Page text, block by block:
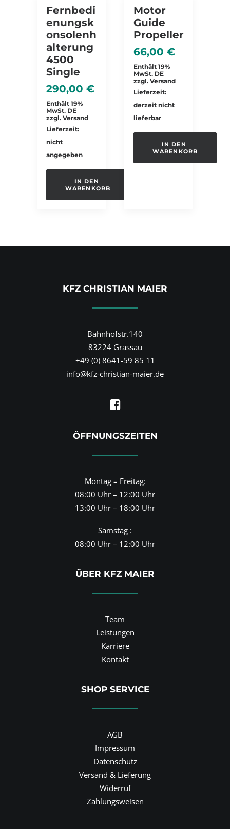
Fernbedi
Enungsk
Onsolenh
Alterung
4500
Single
290,00 €
Enthält 19%
MwSt. DE
zzgl. Versand
Lieferzeit:
nicht
angegeben
IN DEN
WARENKORB
Motor
Guide
Propeller
66,00 €
Enthält 19%
MwSt. DE
zzgl. Versand
Lieferzeit:
derzeit nicht
lieferbar
IN DEN
WARENKORB
KFZ CHRISTIAN MAIER
Bahnhofstr.140
83224 Grassau
+49 (0) 8641-59 85 11
info@kfz-christian-maier.de
ÖFFNUNGSZEITEN
Montag – Freitag:
08:00 Uhr – 12:00 Uhr
13:00 Uhr – 18:00 Uhr
Samstag :
08:00 Uhr – 12:00 Uhr
ÜBER KFZ MAIER
Team
Leistungen
Karriere
Kontakt
SHOP SERVICE
AGB
Impressum
Datenschutz
Versand & Lieferung
Widerruf
Zahlungsweisen